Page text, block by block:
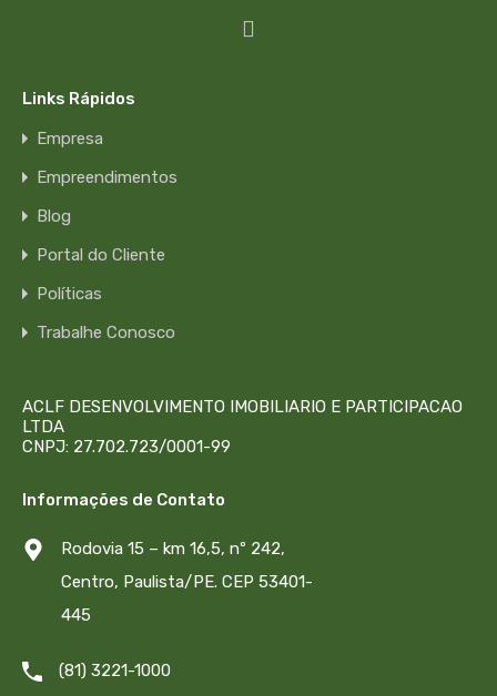
Links Rápidos
Empresa
Empreendimentos
Blog
Portal do Cliente
Políticas
Trabalhe Conosco
ACLF DESENVOLVIMENTO IMOBILIARIO E PARTICIPACAO
LTDA
CNPJ: 27.702.723/0001-99
Informações de Contato
Rodovia 15 – km 16,5, nº 242,
Centro, Paulista/PE. CEP 53401-
445
(81) 3221-1000